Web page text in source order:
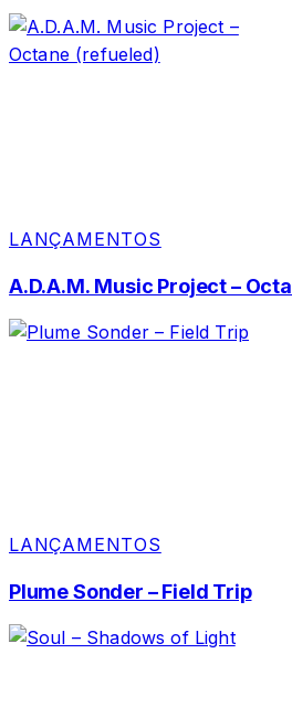
LANÇAMENTOS
A.D.A.M. Music Project –
LANÇAMENTOS
Plume Sonder – Field Trip